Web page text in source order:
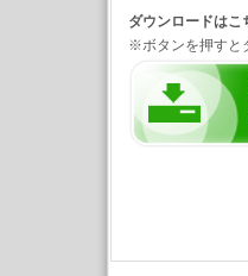
ダウンロードはこ
※ボタンを押すと